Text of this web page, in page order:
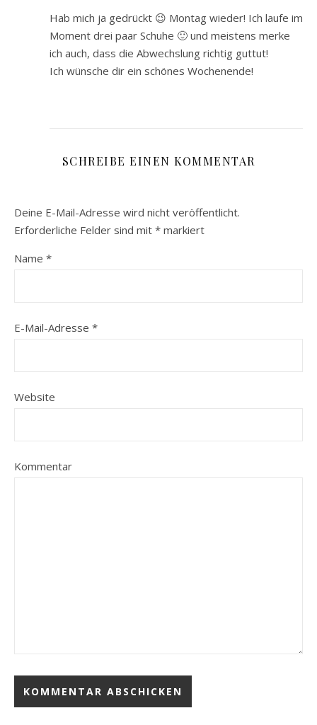
Hab mich ja gedrückt 😉 Montag wieder! Ich laufe im
Moment drei paar Schuhe 🙂 und meistens merke
ich auch, dass die Abwechslung richtig guttut!
Ich wünsche dir ein schönes Wochenende!
SCHREIBE EINEN KOMMENTAR
Deine E-Mail-Adresse wird nicht veröffentlicht.
Erforderliche Felder sind mit * markiert
Name *
E-Mail-Adresse *
Website
Kommentar